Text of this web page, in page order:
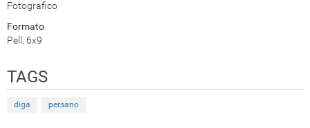
Fotografico
Formato
Pell. 6x9
TAGS
diga persano